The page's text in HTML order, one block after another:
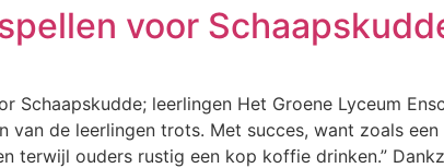
voor
Schaapskudde; leerlingen Het Groene Lyceum
van de leerlingen trots. Met succes, want zoals
terwijl ouders rustig een kop koffie drinken.”